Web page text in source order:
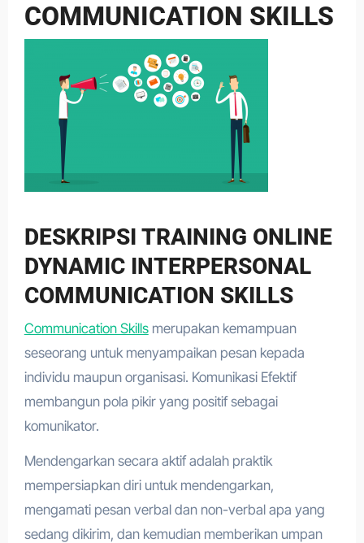
COMMUNICATION SKILLS
DESKRIPSI TRAINING ONLINE
DYNAMIC INTERPERSONAL
COMMUNICATION SKILLS
Communication Skillsmerupakan kemampuan
seseorang untuk menyampaikan pesan kepada
individu maupun organisasi. Komunikasi Efektif
membangun pola pikir yang positif sebagai
komunikator.
Mendengarkan secara aktif adalah praktik
mempersiapkan diri untuk mendengarkan,
mengamati pesan verbal dan non-verbal apa yang
sedang dikirim, dan kemudian memberikan umpan